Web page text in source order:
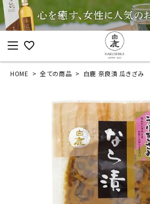
favorite_border
ログイン 新規会員登録
白鹿 奈良漬 瓜きざみ
HOME 全ての商品 白鹿 奈良漬 瓜きざみ